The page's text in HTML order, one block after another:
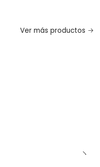
Ver más productos